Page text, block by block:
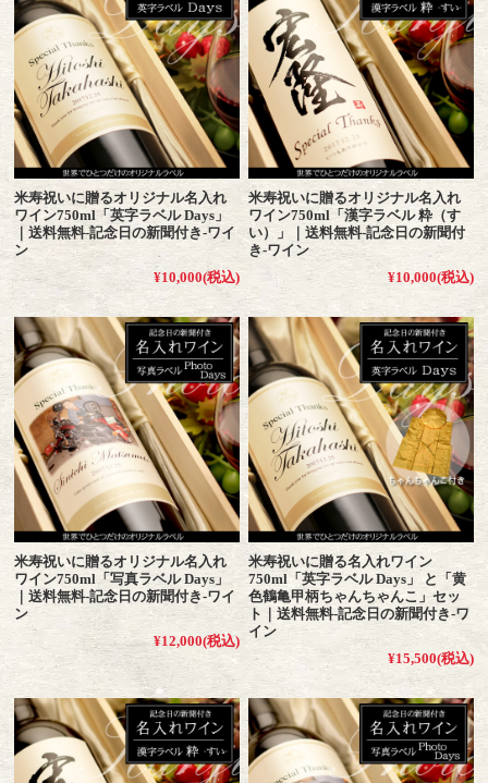
米寿祝いに贈るオリジナル名入れ
ワイン750ml「英字ラベル Days」
｜送料無料-記念日の新聞付き-ワイ
ン
¥10,000(税込)
米寿祝いに贈るオリジナル名入れ
ワイン750ml「漢字ラベル 粋（す
い）」｜送料無料-記念日の新聞付
き-ワイン
¥10,000(税込)
米寿祝いに贈るオリジナル名入れ
ワイン750ml「写真ラベル Days」
｜送料無料-記念日の新聞付き-ワイ
ン
¥12,000(税込)
米寿祝いに贈る名入れワイン
750ml「英字ラベル Days」 と「黄
色鶴亀甲柄ちゃんちゃんこ」セッ
ト｜送料無料-記念日の新聞付き-ワ
イン
¥15,500(税込)